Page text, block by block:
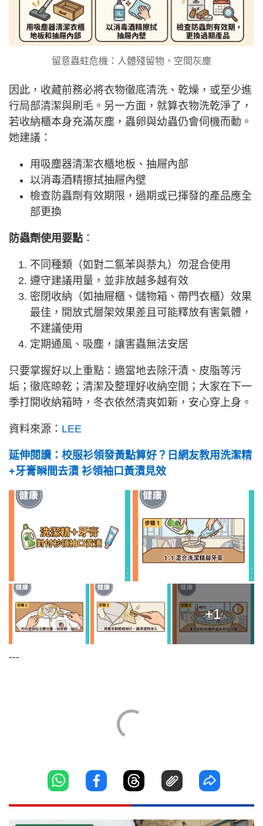
留意蟲蛀危機：人體殘留物、空間灰塵
因此，收藏前務必將衣物徹底清洗、乾燥，或至少進
行局部清潔與刷毛。另一方面，就算衣物洗乾淨了，
若收納櫃本身充滿灰塵，蟲卵與幼蟲仍會伺機而動。
她建議：
用吸塵器清潔衣櫃地板、抽屜內部
以消毒酒精擦拭抽屜內壁
檢查防蟲劑有效期限，過期或已揮發的產品應全
部更換
防蟲劑使用要點 ：
不同種類（如對二氯苯與萘丸）勿混合使用
遵守建議用量，並非放越多越有效
密閉收納（如抽屜櫃、儲物箱、帶門衣櫃）效果
最佳，開放式層架效果差且可能釋放有害氣體，
不建議使用
定期通風、吸塵，讓害蟲無法安居
只要掌握好以上重點：適當地去除汗漬、皮脂等污
垢；徹底晾乾；清潔及整理好收納空間；大家在下一
季打開收納箱時，冬衣依然清爽如新，安心穿上身。
資料來源： LEE
延伸閱讀：校服衫領發黃點算好？日網友教用洗潔精
+牙膏瞬間去漬 衫領袖口黃漬見效
+1
---